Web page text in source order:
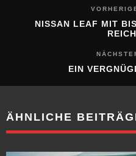
NISSAN LEAF MIT
EIN
ÄHNLICHE